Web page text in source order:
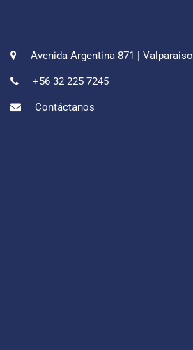
Avenida Argentina 871 | Valparaiso
+56 32 225 7245
Contáctanos